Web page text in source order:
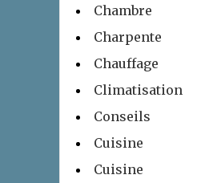
Chambre
Charpente
Chauffage
Climatisation
Conseils
Cuisine
Cuisine